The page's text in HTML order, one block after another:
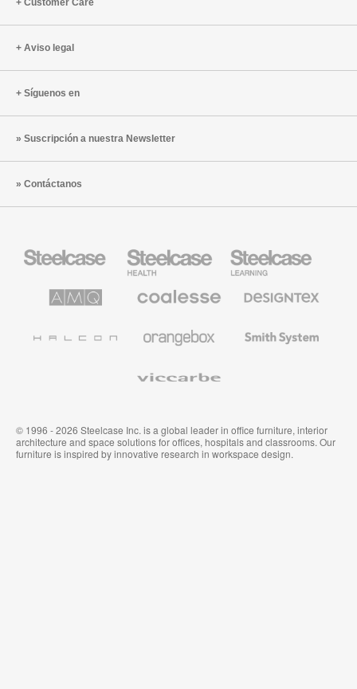
Aviso legal
Síguenos en
Suscripción a nuestra Newsletter
Contáctanos
Steelcase
para
sanidad
Steelcase
para
educación
Steelcase
Solutions
premium
System
© 1996 - 2026 Steelcase Inc. is a global leader in office furniture, interior
architecture and space solutions for offices, hospitals and classrooms. Our
furniture is inspired by innovative research in workspace design.